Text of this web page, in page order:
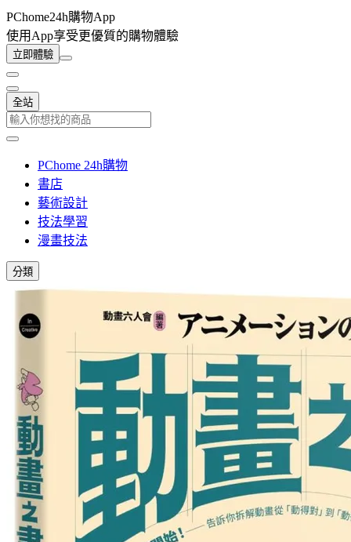
PChome24h購物App
使用App享受更優質的購物體驗
立即體驗
全站
PChome 24h購物
書店
藝術設計
技法學習
漫畫技法
分類